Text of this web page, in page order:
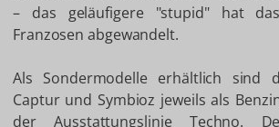
– das geläufigere "stupid" hat
Franzosen abgewandelt.
Als Sondermodelle erhältlich sind
Captur und Symbioz jeweils als
der Ausstattungslinie Techno.